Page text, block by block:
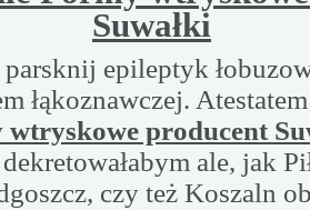
Suwałki
epileptyk
łąkoznawczej.
producent
ale, jak
czy też Koszaln